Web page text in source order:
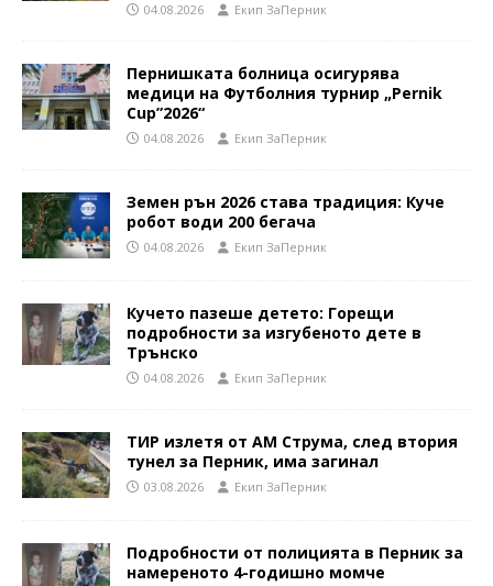
04.08.2026 Eкип ЗаПерник
Пернишката болница осигурява
медици на Футболния турнир „Pernik
Cup”2026“
04.08.2026 Eкип ЗаПерник
Земен рън 2026 става традиция: Куче
робот води 200 бегача
04.08.2026 Eкип ЗаПерник
Кучето пазеше детето: Горещи
подробности за изгубеното дете в
Трънско
04.08.2026 Eкип ЗаПерник
ТИР излетя от АМ Струма, след втория
тунел за Перник, има загинал
03.08.2026 Eкип ЗаПерник
Подробности от полицията в Перник за
намереното 4-годишно момче